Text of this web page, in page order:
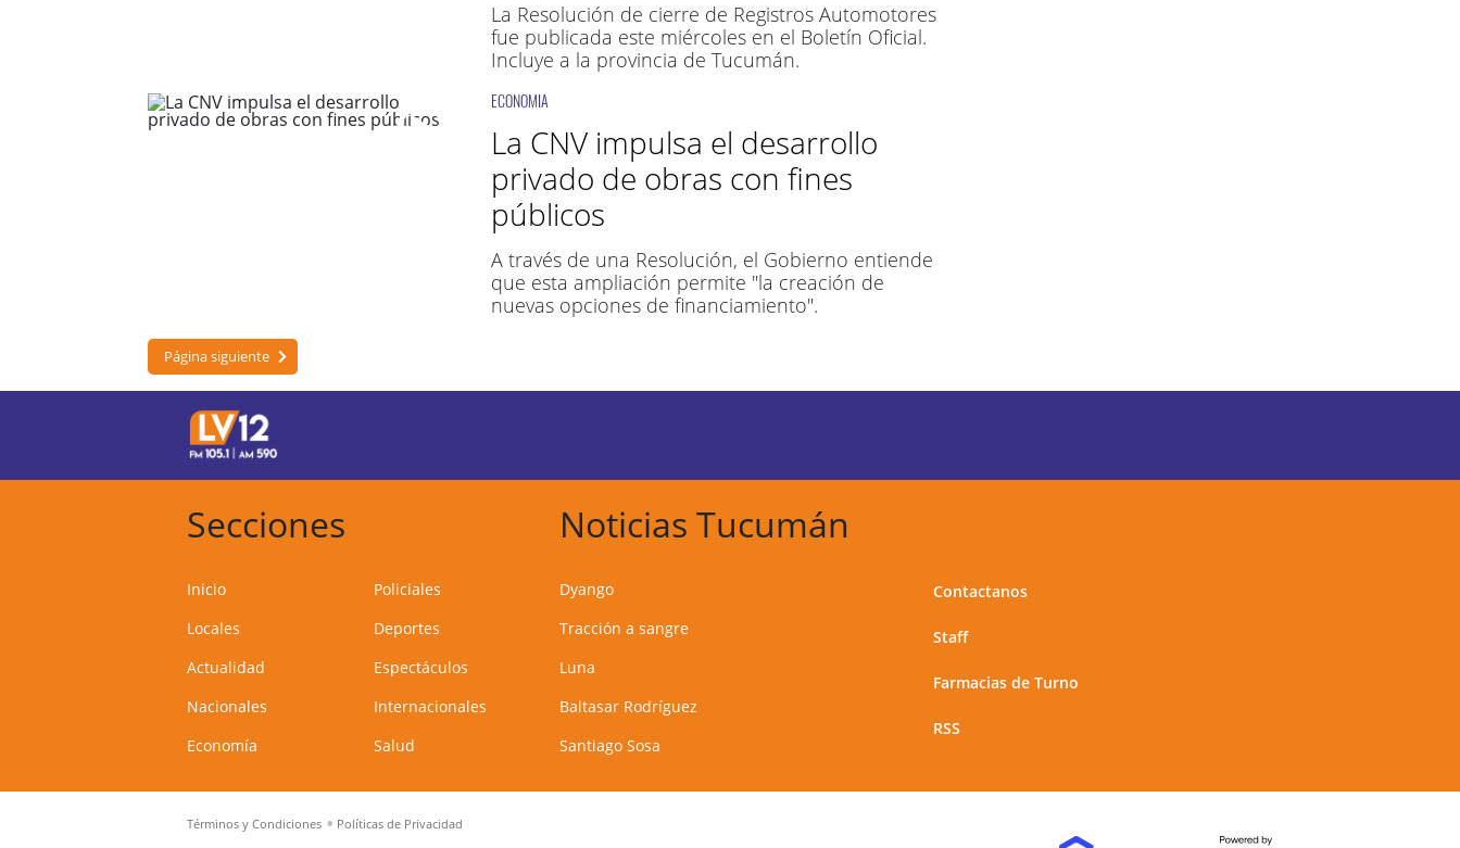
La Resolución de cierre de Registros Automotores
fue publicada este miércoles en el Boletín Oficial.
Incluye a la provincia de Tucumán.
ECONOMIA
La CNV impulsa el desarrollo
privado de obras con fines
públicos
A través de una Resolución, el Gobierno entiende
que esta ampliación permite "la creación de
nuevas opciones de financiamiento".
Página siguiente
Secciones
Inicio
Locales
Actualidad
Nacionales
Economía
Policiales
Deportes
Espectáculos
Internacionales
Salud
Noticias Tucumán
Dyango
Tracción a sangre
Luna
Baltasar Rodríguez
Santiago Sosa
Contactanos
Staff
Farmacias de Turno
RSS
Términos y Condiciones Políticas de Privacidad